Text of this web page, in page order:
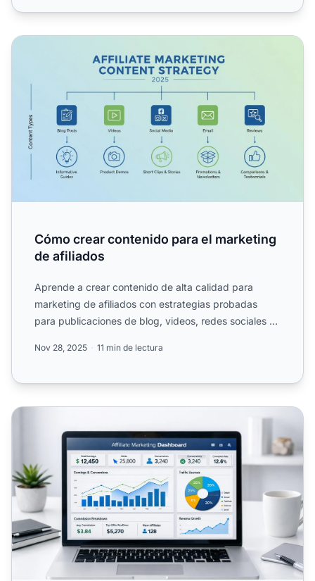
Cómo crear contenido para el marketing de afiliados
Cómo crear contenido para el marketing
de afiliados
Aprende a crear contenido de alta calidad para
marketing de afiliados con estrategias probadas
para publicaciones de blog, videos, redes sociales y
Nov 28, 2025 11 min de lectura
Mejora tu Estrategia de Marketing de Afiliados: Análisis de